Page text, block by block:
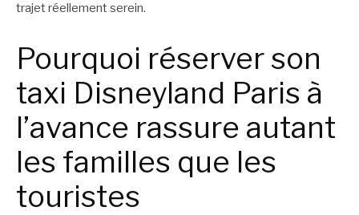
trajet réellement serein.
Pourquoi réserver son
taxi Disneyland Paris à
l’avance rassure autant
les familles que les
touristes